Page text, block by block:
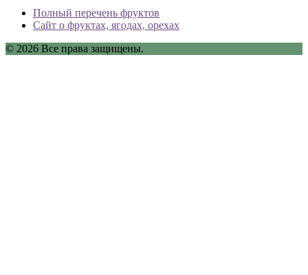
Полный перечень фруктов
Сайт о фруктах, ягодах, орехах
© 2026 Все права защищены.